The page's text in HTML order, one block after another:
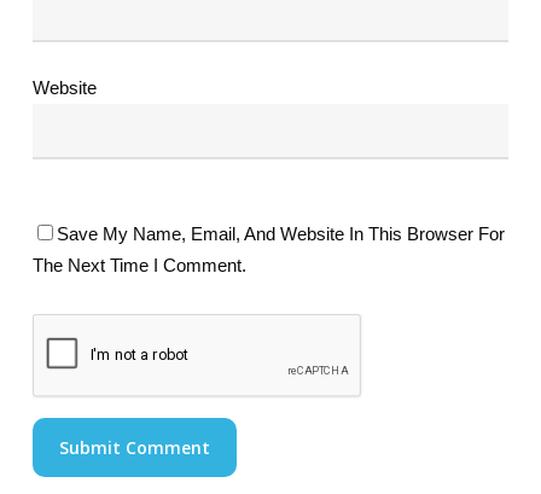
Website
Save My Name, Email, And Website In This Browser For
The Next Time I Comment.